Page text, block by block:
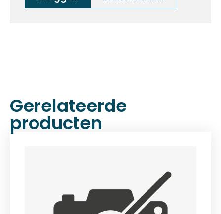
Gerelateerde
producten